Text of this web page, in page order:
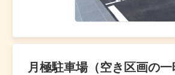
月極駐車場（空き区画の一